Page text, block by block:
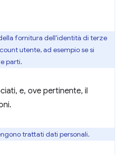
fornitura dell'identità di terze
utente, ad esempio se si
parti.
e, ove pertinente, il
trattati dati personali.